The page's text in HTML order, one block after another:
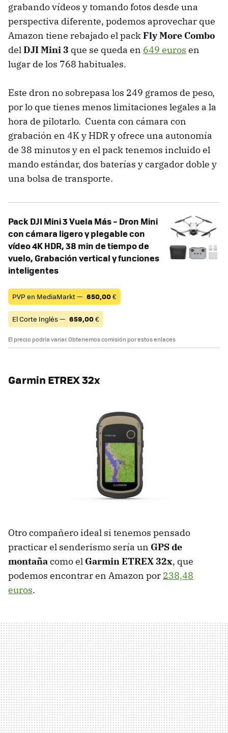
grabando vídeos y tomando fotos desde una
perspectiva diferente, podemos aprovechar que
Amazon tiene rebajado el packFly More Combo
delDJI Mini 3 que se queda en 649 euros en
lugar de los 768 habituales.
Este dron no sobrepasa los 249 gramos de peso,
por lo que tienes menos limitaciones legales a la
hora de pilotarlo. Cuenta con cámara con
grabación en 4K y HDR y ofrece una autonomía
de 38 minutos y en el pack tenemos incluido el
mando estándar, dos baterías y cargador doble y
una bolsa de transporte.
Pack DJI Mini 3 Vuela Más – Dron Mini
con cámara ligero y plegable con
vídeo 4K HDR, 38 min de tiempo de
vuelo, Grabación vertical y funciones
inteligentes
PVP en MediaMarkt — 650,00€
El Corte Inglés — 659,00€
El precio podría variar. Obtenemos comisión por estos enlaces
Garmin ETREX 32x
Otro compañero ideal si tenemos pensado
practicar el senderismo sería un GPS de
montañacomo el Garmin ETREX 32x, que
podemos encontrar en Amazon por 238,48
euros.